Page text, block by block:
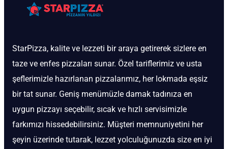
StarPizza, kalite ve lezzeti bir araya getirerek sizlere en
taze ve enfes pizzaları sunar. Özel tariflerimiz ve usta
şeflerimizle hazırlanan pizzalarımız, her lokmada eşsiz
bir tat sunar. Geniş menümüzle damak tadınıza en
uygun pizzayı seçebilir, sıcak ve hızlı servisimizle
farkımızı hissedebilirsiniz. Müşteri memnuniyetini her
şeyin üzerinde tutarak, lezzet yolculuğunuzda size en iyi